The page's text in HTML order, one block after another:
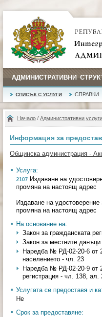
АДМИНИСТРАТИВНИ
СПИСЪК С УСЛУГИ СПРАВКИ
Начало / Административни
Информация за
Общинска администрация -
Услуга:
2107 Издаване на
промяна на настоящ адрес
Издаване на
промяна на настоящ адрес
На основание на:
Закон за гражданската
Закон за местните
Наредба № РД-02-20-6 от
населението - чл. 23
Наредба № РД-02-20-9 от
регистрация - чл. 138, ал.
Услугата се предоставя и
Не
Срок за предоставяне: